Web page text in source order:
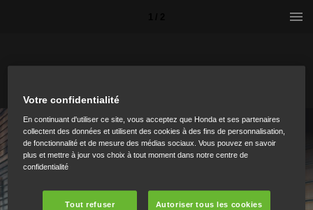
Votre confidentialité
En continuant d'utiliser ce site, vous acceptez que Honda et ses partenaires
collectent des données et utilisent des cookies à des fins de personnalisation,
de fonctionnalité et de mesure des médias sociaux. Vous pouvez en savoir
plus et mettre à jour vos choix à tout moment dans notre centre de
confidentialité
Tout refuser Autoriser tous les cookies